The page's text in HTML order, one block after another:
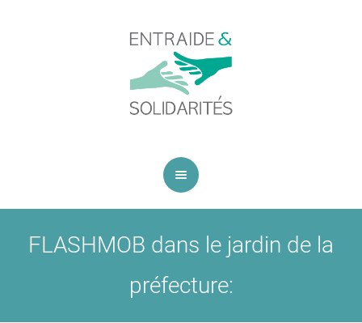
FLASHMOB dans le jardin de la
préfecture: